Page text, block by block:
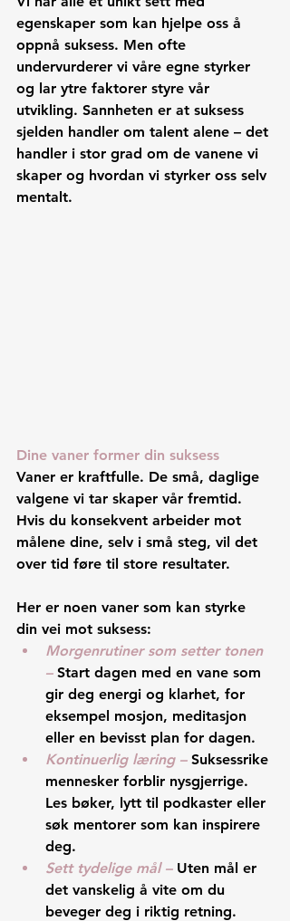
egenskaper som kan hjelpe oss å
oppnå suksess. Men ofte
undervurderer vi våre egne styrker
og lar ytre faktorer styre vår
utvikling. Sannheten er at suksess
sjelden handler om talent alene – det
handler i stor grad om de vanene vi
skaper og hvordan vi styrker oss selv
mentalt.
Dine vaner former din suksess
Vaner er kraftfulle. De små, daglige
valgene vi tar skaper vår fremtid.
Hvis du konsekvent arbeider mot
målene dine, selv i små steg, vil det
over tid føre til store resultater.
Her er noen vaner som kan styrke
din vei mot suksess:
Morgenrutiner som setter tonen
– Start dagen med en vane som
gir deg energi og klarhet, for
eksempel mosjon, meditasjon
eller en bevisst plan for dagen.
Kontinuerlig læring – Suksessrike
mennesker forblir nysgjerrige.
Les bøker, lytt til podkaster eller
søk mentorer som kan inspirere
deg.
Sett tydelige mål – Uten mål er
det vanskelig å vite om du
beveger deg i riktig retning.